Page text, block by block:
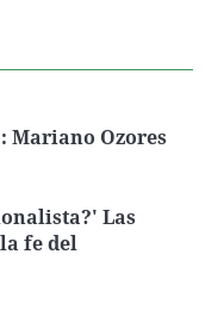
Mariano Ozores
Las
fe del